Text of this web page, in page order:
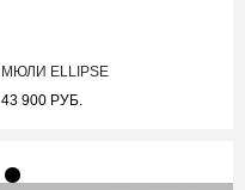
МЮЛИ ELLIPSE
43 900 РУБ.